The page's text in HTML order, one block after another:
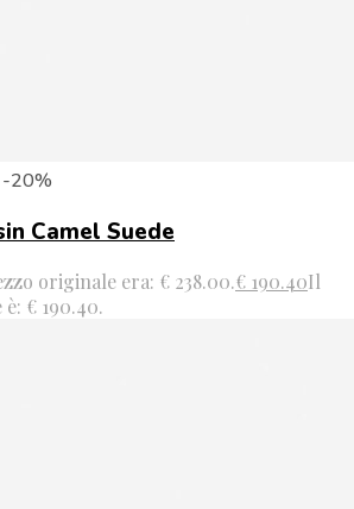
-20%
Camel Suede
originale era: € 238.00.€ 190.40Il
€ 190.40.